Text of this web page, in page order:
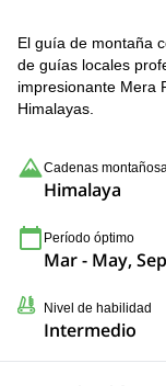
El guía de montaña
de guías locales
impresionante Mera
Himalayas.
Cadenas
Himalaya
Período óptimo
Mar - May,
Nivel de habilidad
Intermedio